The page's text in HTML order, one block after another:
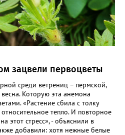
зацвели первоцветы
среди ветрениц – пермской,
Которую эта анемона
«Растение сбила с толку
тепло. И повторное
этот стресс», - объяснили в
добавили: хотя нежные белые